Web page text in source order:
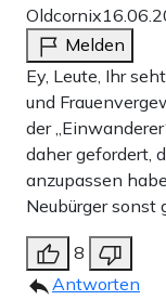
Oldcornix
Melden
Ey, Leute, Ihr
und
der
daher gefordert,
anzupassen
Neubürger sonst
8
Antworten